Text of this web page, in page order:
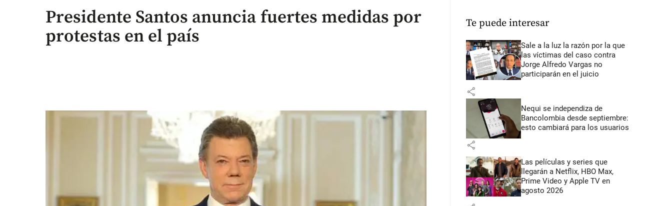
Presidente Santos anuncia fuertes medidas por
protestas en el país
Te puede interesar
Sale a la luz la razón por la que
las víctimas del caso contra
Jorge Alfredo Vargas no
participarán en el juicio
share
Nequi se independiza de
Bancolombia desde septiembre:
esto cambiará para los usuarios
share
Las películas y series que
llegarán a Netflix, HBO Max,
Prime Video y Apple TV en
agosto 2026